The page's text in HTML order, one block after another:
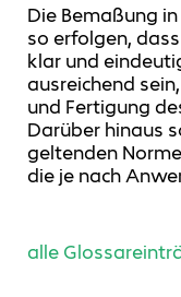
Die Bemaßung
so erfolgen,
klar und
ausreichend
und Fertigung
Darüber hinaus
geltenden
die je nach
alle